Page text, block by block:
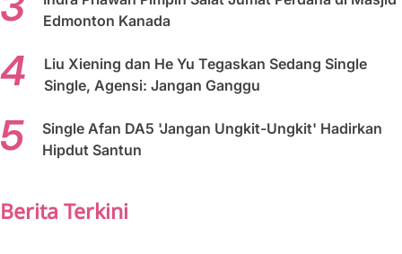
Edmonton Kanada
Liu Xiening dan He Yu Tegaskan Sedang Single
Single, Agensi: Jangan Ganggu
Single Afan DA5 'Jangan Ungkit-Ungkit' Hadirkan
Hipdut Santun
Berita Terkini